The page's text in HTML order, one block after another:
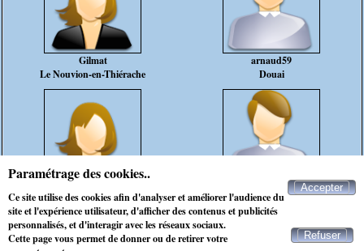
Paramétrage des cookies..
Ce site utilise des cookies afin d'analyser et améliorer l'audience du
site et l'expérience utilisateur, d'afficher des contenus et publicités
personnalisés, et d'interagir avec les réseaux sociaux.
Cette page vous permet de donner ou de retirer votre
Accepter
Refuser
Gilmat
Le Nouvion-en-Thiérache
arnaud59
Douai
stellatrav
Cappelle-en-Pévèle
thommy
Lille
Contacter Maxichat